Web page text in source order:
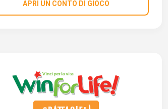
APRI UN CONTO DI GIOCO